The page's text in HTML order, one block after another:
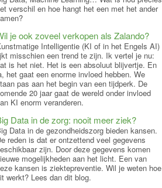
verschil en hoe hangt het een met het ander
je ook zoveel verkopen als Zalando?
Intelligentie (KI of in het Engels AI)
misschien een trend te zijn. Ik vertel je nu:
is het niet. Het is een absoluut blijvertje. En
het gaat een enorme invloed hebben. We
pas aan het begin van een tijdperk. De
20 jaar gaat de wereld onder invloed
KI enorm veranderen.
Data in de zorg: nooit meer ziek?
Data in de gezondheidszorg bieden kansen.
reden is dat er ontzettend veel gegevens
zijn. Door deze gegevens komen
mogelijkheden aan het licht. Een van
kansen is ziektepreventie. Wil je weten hoe
werkt? Lees dan dit blog.